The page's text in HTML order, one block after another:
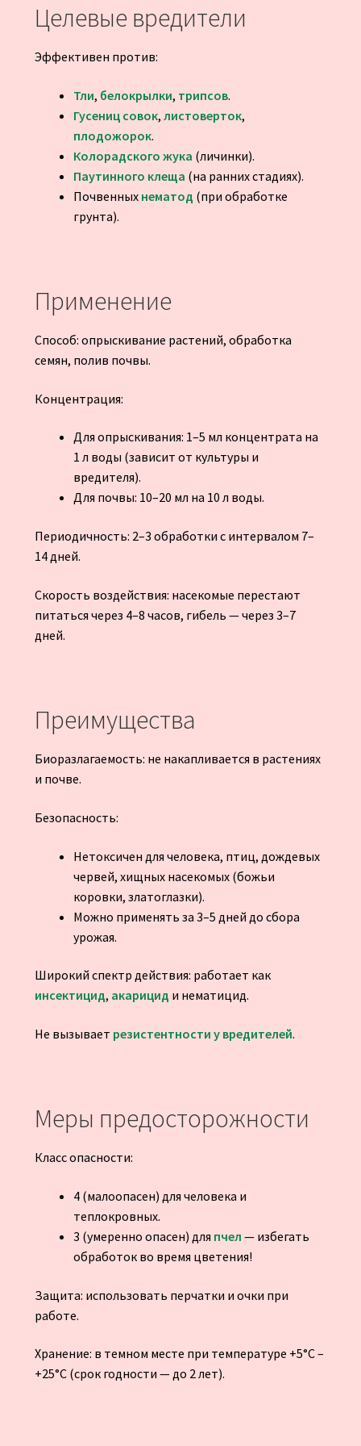
Целевые вредители
Эффективен против:
Тли, белокрылки, трипсов.
Гусениц совок, листоверток,
плодожорок.
Колорадского жука (личинки).
Паутинного клеща (на ранних стадиях).
Почвенных нематод (при обработке
грунта).
Применение
Способ: опрыскивание растений, обработка
семян, полив почвы.
Концентрация:
Для опрыскивания: 1–5 мл концентрата на
1 л воды (зависит от культуры и
вредителя).
Для почвы: 10–20 мл на 10 л воды.
Периодичность: 2–3 обработки с интервалом 7–
14 дней.
Скорость воздействия: насекомые перестают
питаться через 4–8 часов, гибель — через 3–7
дней.
Преимущества
Биоразлагаемость: не накапливается в растениях
и почве.
Безопасность:
Нетоксичен для человека, птиц, дождевых
червей, хищных насекомых (божьи
коровки, златоглазки).
Можно применять за 3–5 дней до сбора
урожая.
Широкий спектр действия: работает как
инсектицид, акарицид и нематицид.
Не вызывает резистентности у вредителей.
Меры предосторожности
Класс опасности:
4 (малоопасен) для человека и
теплокровных.
3 (умеренно опасен) для пчел — избегать
обработок во время цветения!
Защита: использовать перчатки и очки при
работе.
Хранение: в темном месте при температуре +5°C –
+25°C (срок годности — до 2 лет).